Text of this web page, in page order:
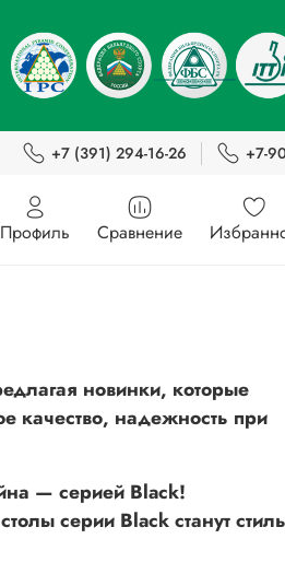
+7 (391) 294-16-26 +7-
Профиль Сравнение
новинки, которые
качество, надежность при
— серией Black!
серии Black станут